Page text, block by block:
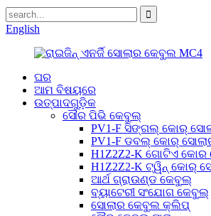
English
ଘର
ଆମ ବିଷୟରେ
ଉତ୍ପାଦଗୁଡ଼ିକ
ସୌର ପିଭି କେବୁଲ୍
PV1-F ସିଙ୍ଗଲ୍ କୋର୍
PV1-F ଡବଲ୍ କୋର୍
H1Z2Z2-K ଗୋଟିଏ
H1Z2Z2-K ଟ୍ୱିନ୍ କୋର୍
ଆର୍ଥ ଗ୍ରାଉଣ୍ଡ କେବୁଲ୍
ବ୍ୟାଟେରୀ ସଂଯୋଗ କେବୁଲ୍
ସୋଲାର କେବୁଲ କ୍ଲିପ୍